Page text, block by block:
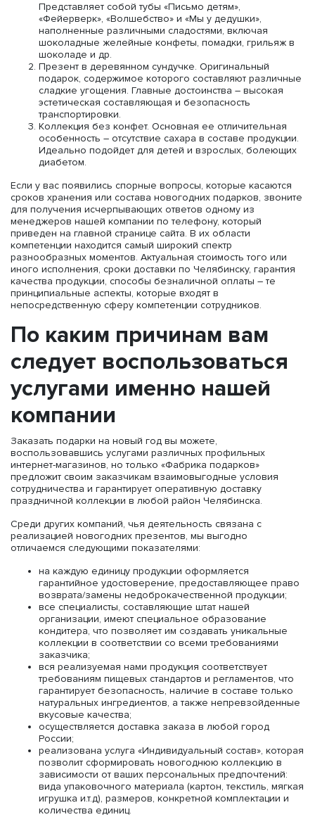
Представляет собой тубы «Письмо детям»,
«Фейерверк», «Волшебство» и «Мы у дедушки»,
наполненные различными сладостями, включая
шоколадные желейные конфеты, помадки, грильяж в
шоколаде и др.
Презент в деревянном сундучке. Оригинальный
подарок, содержимое которого составляют различные
сладкие угощения. Главные достоинства – высокая
эстетическая составляющая и безопасность
транспортировки.
Коллекция без конфет. Основная ее отличительная
особенность – отсутствие сахара в составе продукции.
Идеально подойдет для детей и взрослых, болеющих
диабетом.
Если у вас появились спорные вопросы, которые касаются
сроков хранения или состава новогодних подарков, звоните
для получения исчерпывающих ответов одному из
менеджеров нашей компании по телефону, который
приведен на главной странице сайта. В их области
компетенции находится самый широкий спектр
разнообразных моментов. Актуальная стоимость того или
иного исполнения, сроки доставки по Челябинску, гарантия
качества продукции, способы безналичной оплаты – те
принципиальные аспекты, которые входят в
непосредственную сферу компетенции сотрудников.
По каким причинам вам
следует воспользоваться
услугами именно нашей
компании
Заказать подарки на новый год вы можете,
воспользовавшись услугами различных профильных
интернет-магазинов, но только «Фабрика подарков»
предложит своим заказчикам взаимовыгодные условия
сотрудничества и гарантирует оперативную доставку
праздничной коллекции в любой район Челябинска.
Среди других компаний, чья деятельность связана с
реализацией новогодних презентов, мы выгодно
отличаемся следующими показателями:
на каждую единицу продукции оформляется
гарантийное удостоверение, предоставляющее право
возврата/замены недоброкачественной продукции;
все специалисты, составляющие штат нашей
организации, имеют специальное образование
кондитера, что позволяет им создавать уникальные
коллекции в соответствии со всеми требованиями
заказчика;
вся реализуемая нами продукция соответствует
требованиям пищевых стандартов и регламентов, что
гарантирует безопасность, наличие в составе только
натуральных ингредиентов, а также непревзойденные
вкусовые качества;
осуществляется доставка заказа в любой город
России;
реализована услуга «Индивидуальный состав», которая
позволит сформировать новогоднюю коллекцию в
зависимости от ваших персональных предпочтений:
вида упаковочного материала (картон, текстиль, мягкая
игрушка и.т.д), размеров, конкретной комплектации и
количества единиц.